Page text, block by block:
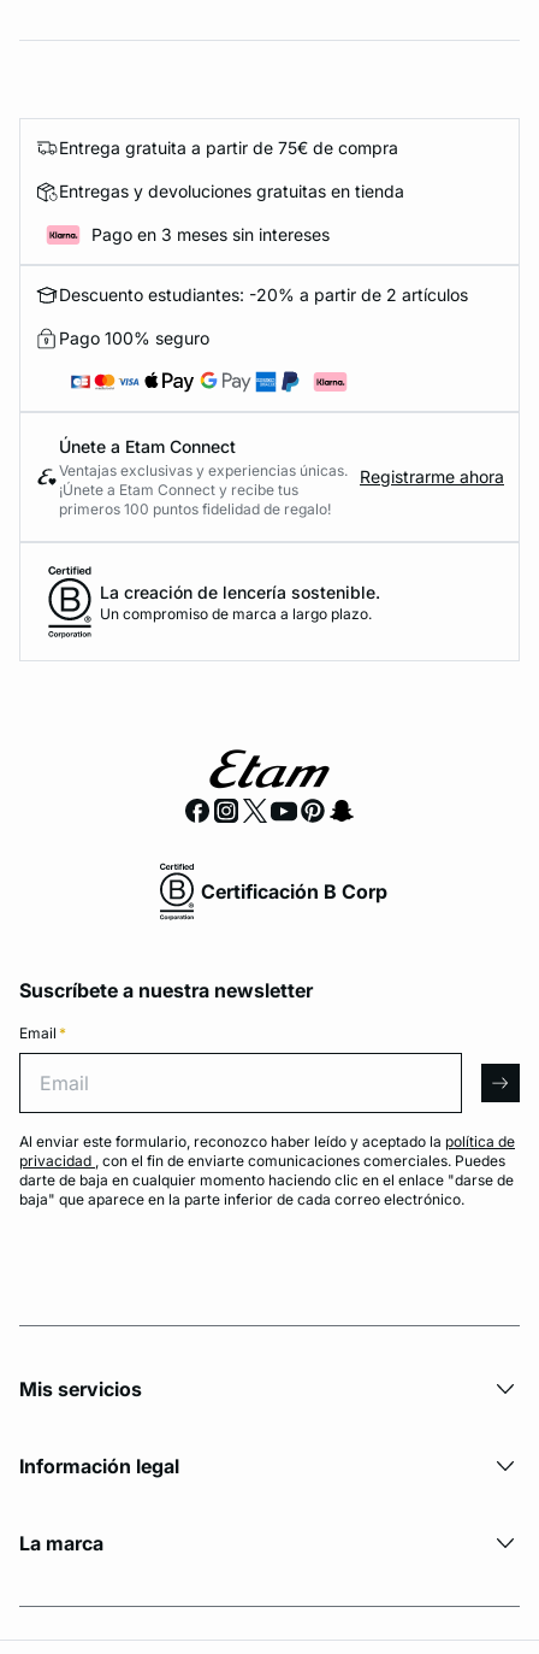
Entrega gratuita a partir de 75€ de compra
Entregas y devoluciones gratuitas en tienda
Pago en 3 meses sin intereses
Descuento estudiantes: -20% a partir de 2 artículos
Pago 100% seguro
Únete a Etam Connect
Ventajas exclusivas y experiencias únicas.
¡Únete a Etam Connect y recibe tus
primeros 100 puntos fidelidad de regalo!
Registrarme ahora
La creación de lencería sostenible.
Un compromiso de marca a largo plazo.
Certificación B Corp
Suscríbete a nuestra newsletter
Email *
Al enviar este formulario, reconozco haber leído y aceptado la política de
privacidad , con el fin de enviarte comunicaciones comerciales. Puedes
darte de baja en cualquier momento haciendo clic en el enlace "darse de
baja" que aparece en la parte inferior de cada correo electrónico.
Mis servicios
Información legal
La marca